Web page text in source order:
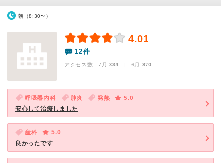
朝（8:30〜）
4.01
12件
アクセス数 7月:834 | 6月:870
呼吸器内科 肺炎 発熱
5.0
安心して治療しました
産科
5.0
良かったです